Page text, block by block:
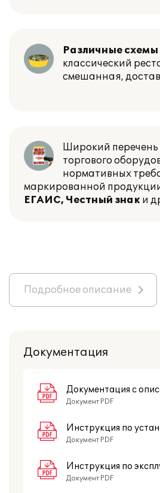
Различные
классический
смешанная,
Широкий перечень
торгового
нормативных
маркированной
ЕГАИС, Честный знак и
Подробное описание
Документация
Документация с
Документ PDF
Инструкция по
Документ PDF
Инструкция по
Документ PDF